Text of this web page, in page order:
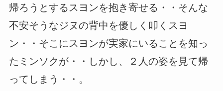
帰ろうとするスヨンを抱き寄せる・・そんな
不安そうなジヌの背中を優しく叩くスヨ
ン・・そこにスヨンが実家にいることを知っ
たミンソクが・・しかし、２人の姿を見て帰
ってしまう・・。